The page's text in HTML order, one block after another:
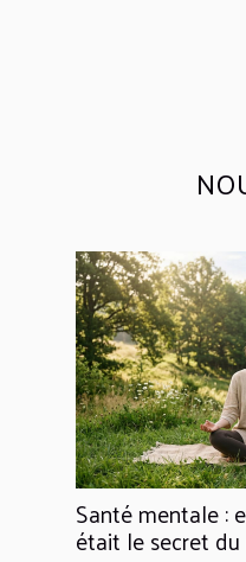
Santé mentale :
était le secret